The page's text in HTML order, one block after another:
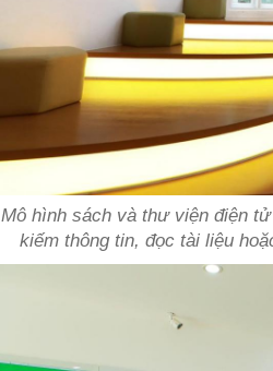
Mô hình sách và thư viện điện
kiếm thông tin, đọc tài liệu